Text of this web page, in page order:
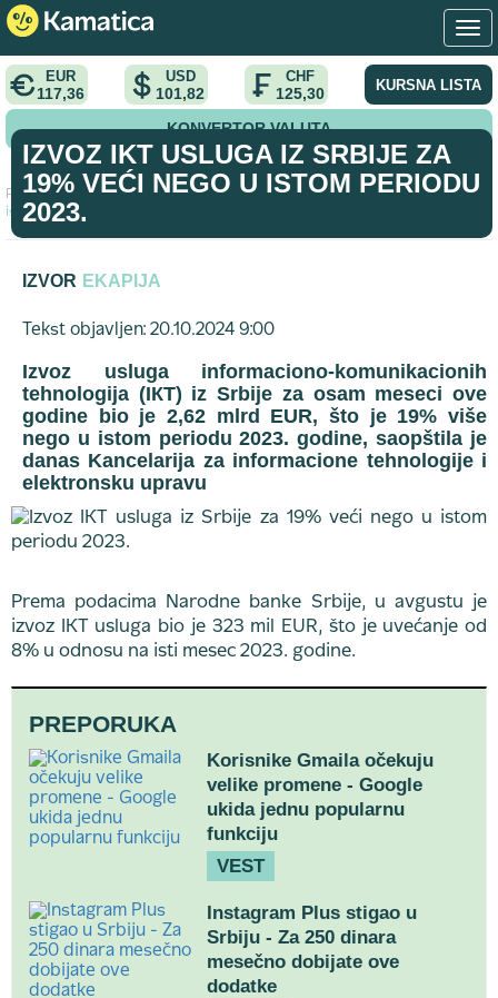
EUR
117,36
USD
101,82
CHF
125,30 KURSNA LISTA
KONVERTOR VALUTA
Početna > analiza >
Izvoz IKT usluga iz Srbije za 19% veći nego u
istom periodu 2023.
IZVOZ IKT USLUGA IZ SRBIJE ZA
19% VEĆI NEGO U ISTOM PERIODU
2023.
IZVOR EKAPIJA
Tekst objavljen: 20.10.2024 9:00
Izvoz usluga informaciono-komunikacionih
tehnologija (IКT) iz Srbije za osam meseci ove
godine bio je 2,62 mlrd EUR, što je 19% više
nego u istom periodu 2023. godine, saopštila je
danas Kancelarija za informacione tehnologije i
elektronsku upravu
Prema podacima Narodne banke Srbije, u avgustu je
izvoz IKT usluga bio je 323 mil EUR, što je uvećanje od
8% u odnosu na isti mesec 2023. godine.
PREPORUKA
Korisnike Gmaila očekuju
velike promene - Google
ukida jednu popularnu
funkciju
VEST
Instagram Plus stigao u
Srbiju - Za 250 dinara
mesečno dobijate ove
dodatke